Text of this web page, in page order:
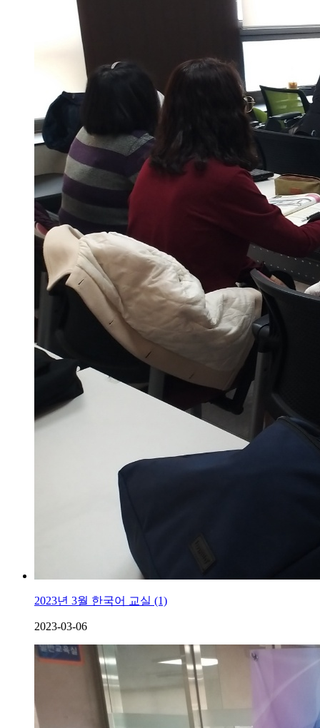
2023년 3월 한국어 교실 (1)
2023-03-06